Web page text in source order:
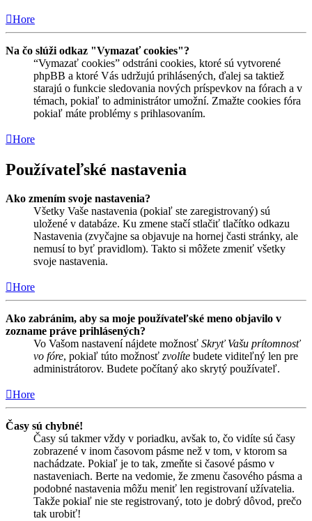
Hore
Na čo slúži odkaz "Vymazať cookies"?
“Vymazať cookies” odstráni cookies, ktoré sú vytvorené
phpBB a ktoré Vás udržujú prihlásených, ďalej sa taktiež
starajú o funkcie sledovania nových príspevkov na fórach a v
témach, pokiaľ to administrátor umožní. Zmažte cookies fóra
pokiaľ máte problémy s prihlasovaním.
Hore
Používateľské nastavenia
Ako zmením svoje nastavenia?
Všetky Vaše nastavenia (pokiaľ ste zaregistrovaný) sú
uložené v databáze. Ku zmene stačí stlačiť tlačítko odkazu
Nastavenia (zvyčajne sa objavuje na hornej časti stránky, ale
nemusí to byť pravidlom). Takto si môžete zmeniť všetky
svoje nastavenia.
Hore
Ako zabránim, aby sa moje používateľské meno objavilo v
zozname práve prihlásených?
Vo Vašom nastavení nájdete možnosť Skryť Vašu prítomnosť
vo fóre, pokiaľ túto možnosť zvolíte budete viditeľný len pre
administrátorov. Budete počítaný ako skrytý používateľ.
Hore
Časy sú chybné!
Časy sú takmer vždy v poriadku, avšak to, čo vidíte sú časy
zobrazené v inom časovom pásme než v tom, v ktorom sa
nachádzate. Pokiaľ je to tak, zmeňte si časové pásmo v
nastaveniach. Berte na vedomie, že zmenu časového pásma a
podobné nastavenia môžu meniť len registrovaní užívatelia.
Takže pokiaľ nie ste registrovaný, toto je dobrý dôvod, prečo
tak urobiť!